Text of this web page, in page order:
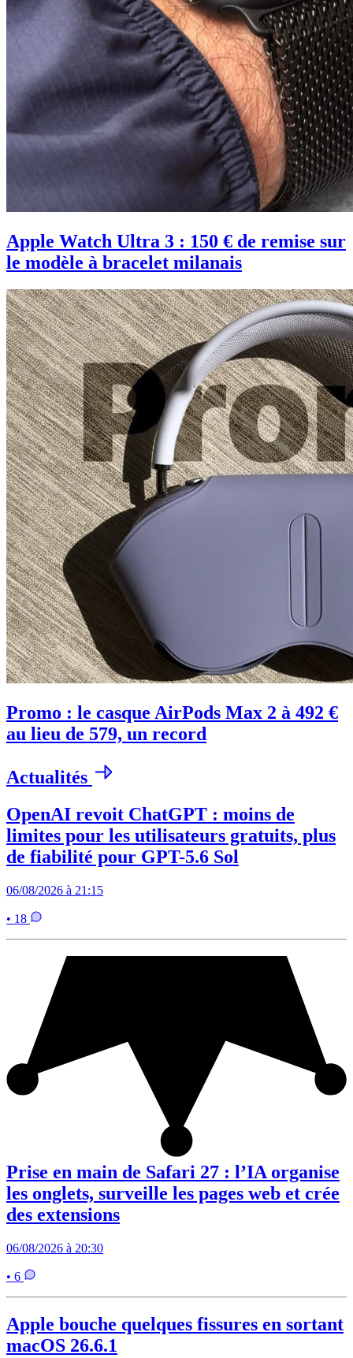
Apple Watch Ultra 3 : 150 € de remise sur
le modèle à bracelet milanais
Promo : le casque AirPods Max 2 à 492 €
au lieu de 579, un record
Actualités
OpenAI revoit ChatGPT : moins de
limites pour les utilisateurs gratuits, plus
de fiabilité pour GPT-5.6 Sol
06/08/2026 à 21:15
• 18
Prise en main de Safari 27 : l’IA organise
les onglets, surveille les pages web et crée
des extensions
06/08/2026 à 20:30
• 6
Apple bouche quelques fissures en sortant
macOS 26.6.1